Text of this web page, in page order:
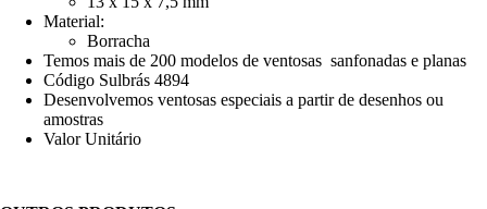
Material:
Borracha
Temos mais de 200 modelos de ventosas sanfonadas e planas
Código Sulbrás 4894
Desenvolvemos ventosas especiais a partir de desenhos ou
amostras
Valor Unitário